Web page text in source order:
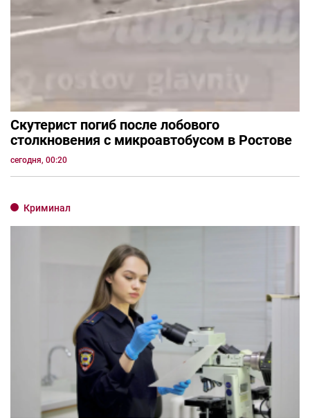
Скутерист погиб после лобового
столкновения с микроавтобусом в Ростове
сегодня, 00:20
Криминал